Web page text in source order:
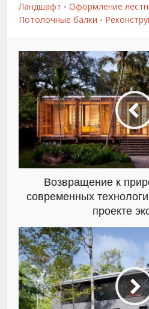
Ландшафт • Оформление
Потолочные балки •
Возвращение к
современных
проекте